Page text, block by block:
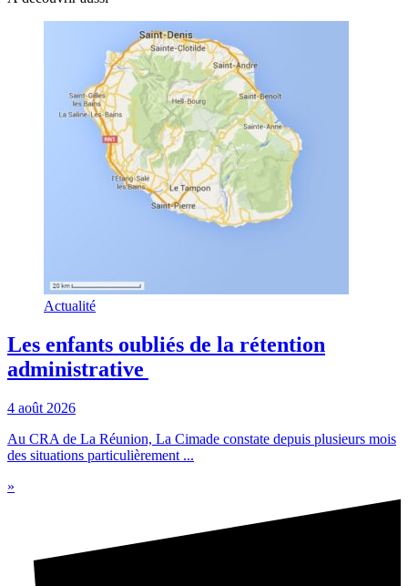
Actualité
Les enfants oubliés de la rétention
administrative
4 août 2026
Au CRA de La Réunion, La Cimade constate depuis plusieurs mois
des situations particulièrement ...
»